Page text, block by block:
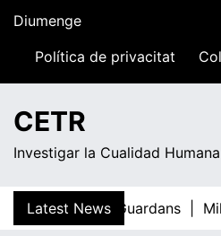
content
Diumenge
11:39Política de privacitat
CETR
Investigar la Cualidad Humana
Latest News
Teresa Guardans |